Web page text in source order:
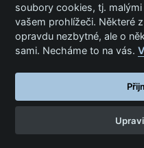
Menu
Kategorie produktů
soubory cookies, tj.
vašem prohlížeči. Některé
opravdu nezbytné, ale o
sami. Necháme to na vás.